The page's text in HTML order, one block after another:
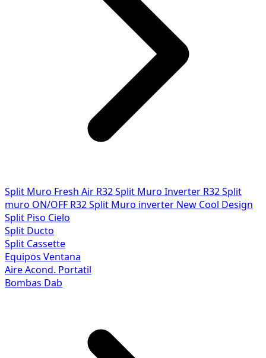
Split Muro Fresh Air R32Split Muro Inverter R32Split
muro ON/OFF R32Split Muro inverter New Cool Design
Split Piso Cielo
Split Ducto
Split Cassette
Equipos Ventana
Aire Acond. Portatil
Bombas Dab